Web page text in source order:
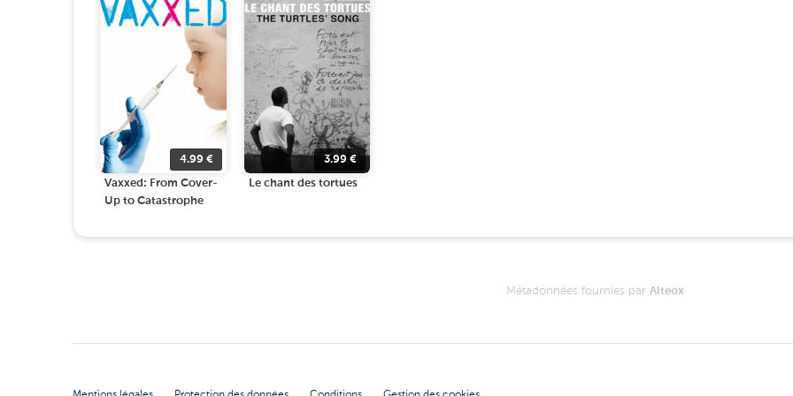
4.99€
Vaxxed: From Cover-
Up to Catastrophe
3.99 €
Le chant des tortues
Métadonnées fournies par Alteox